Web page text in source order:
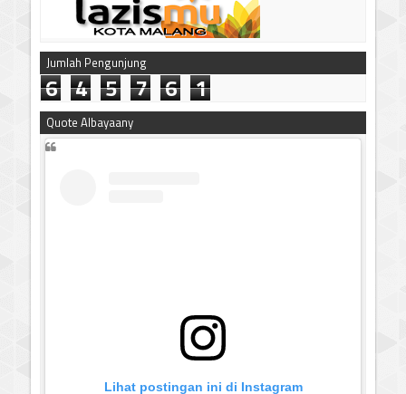
Jumlah Pengunjung
6 4 5 7 6 1
Quote Albayaany
Lihat postingan ini di Instagram